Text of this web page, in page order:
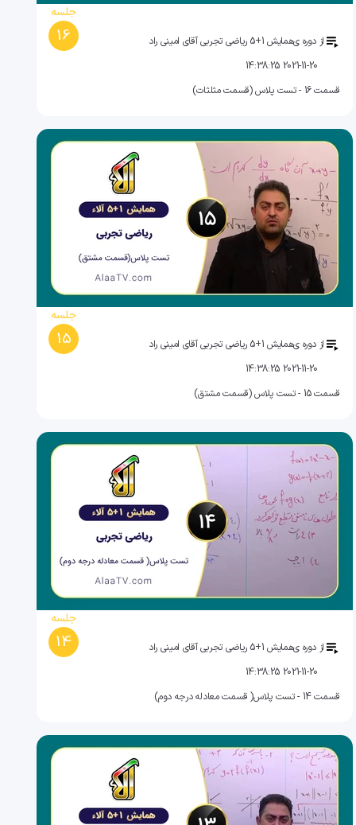
جلسه
16 از دوره یهمایش 1+5 ریاضی تجربی آقای امینی راد
2021-11-20 14:38:25
قسمت 16 - تست پلاس (قسمت مثلثات)
جلسه
15 از دوره یهمایش 1+5 ریاضی تجربی آقای امینی راد
2021-11-20 14:38:25
قسمت 15 - تست پلاس (قسمت مشتق)
جلسه
14 از دوره یهمایش 1+5 ریاضی تجربی آقای امینی راد
2021-11-20 14:38:25
قسمت 14 - تست پلاس( قسمت معادله درجه دوم)